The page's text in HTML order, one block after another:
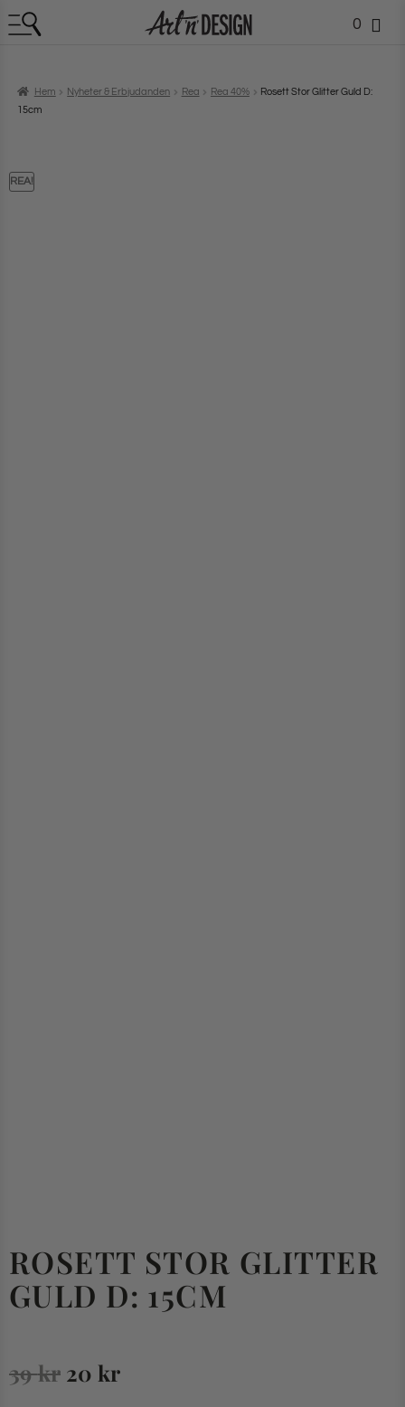
0
Hem Nyheter & Erbjudanden Rea Rea 40%
Rosett Stor Glitter Guld D:
15cm
REA!
ROSETT STOR GLITTER
GULD D: 15CM
39kr 20 kr